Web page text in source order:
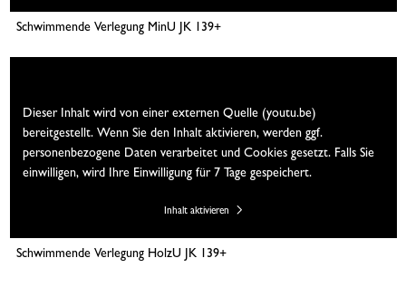
Schwimmende Verlegung MinU JK 139+
Dieser Inhalt wird von einer externen Quelle (youtu.be)
bereitgestellt. Wenn Sie den Inhalt aktivieren, werden ggf.
personenbezogene Daten verarbeitet und Cookies gesetzt. Falls Sie
einwilligen, wird Ihre Einwilligung für 7 Tage gespeichert.
Inhalt aktivieren
Schwimmende Verlegung HolzU JK 139+